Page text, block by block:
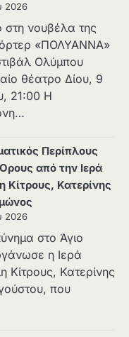
2026
στη νουβέλα της
«ΠΟΛΥΑΝΝΑ»
Ολύμπου
θέατρο Δίου, 9
21:00 Η
Περίπλους
από την Ιερά
Κίτρους, Κατερίνης
2026
στο Άγιο
η Ιερά
Κίτρους, Κατερίνης
που